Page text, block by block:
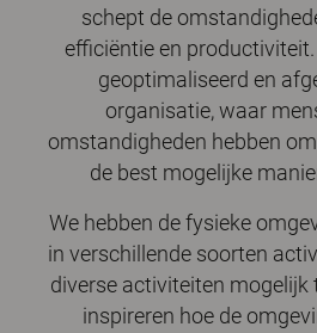
schept de
efficiëntie en
geoptimaliseerd en
organisatie, waar
omstandigheden hebben
de best mogelijke
We hebben de fysieke
in verschillende soorten
diverse activiteiten mogelijk
inspireren hoe de